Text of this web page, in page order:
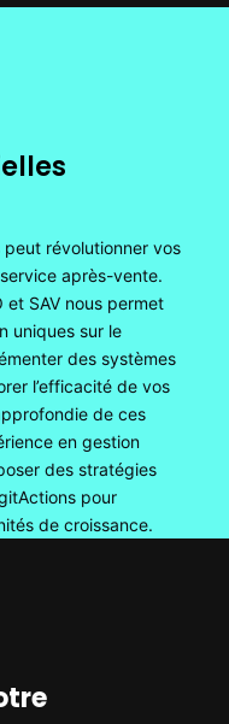
révolutionner vos
après-vente.
et SAV nous permet
uniques sur le
des systèmes
l’efficacité de vos
de ces
en gestion
des stratégies
pour
de croissance.